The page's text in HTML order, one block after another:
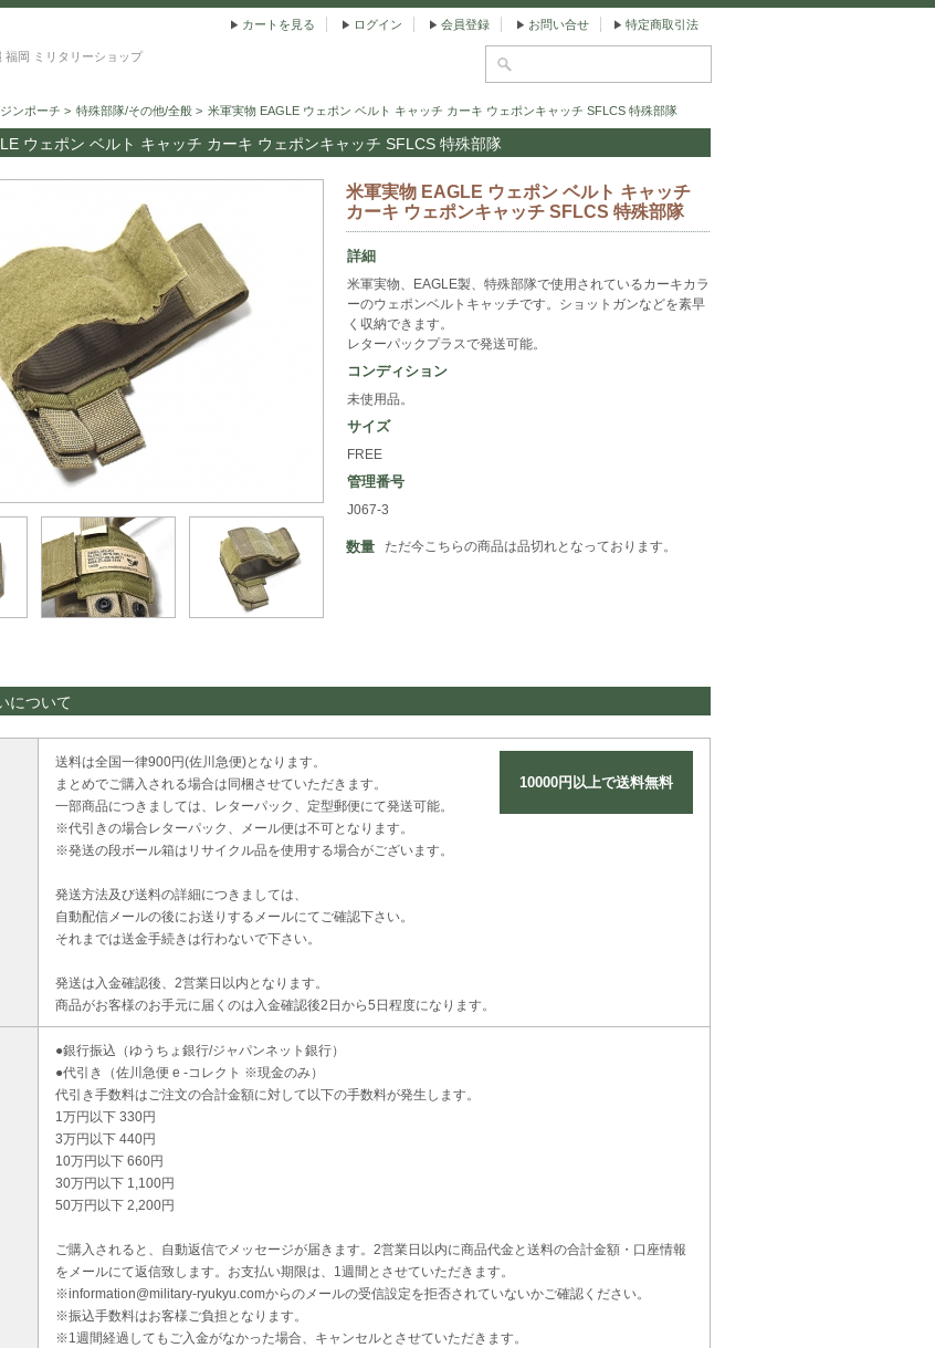
福岡 ミリタリーショップ
カートを見る ログイン 会員登録 お問い合せ 特定商取引法
ンポーチ > 特殊部隊/その他/全般 > 米軍実物 EAGLE ウェポン ベルト キャッチ カーキ ウェポンキャッチ SFLCS 特殊部隊
ウェポン ベルト キャッチ カーキ ウェポンキャッチ SFLCS 特殊部隊
米軍実物 EAGLE ウェポン ベルト キャッチ
カーキ ウェポンキャッチ SFLCS 特殊部隊
詳細
米軍実物、EAGLE製、特殊部隊で使用されているカーキカラ
ーのウェポンベルトキャッチです。ショットガンなどを素早
く収納できます。
レターパックプラスで発送可能。
コンディション
未使用品。
サイズ
FREE
管理番号
J067-3
数量 ただ今こちらの商品は品切れとなっております。
について
10000円以上で送料無料
送料は全国一律900円(佐川急便)となります。
まとめでご購入される場合は同梱させていただきます。
一部商品につきましては、レターパック、定型郵便にて発送可能。
※代引きの場合レターパック、メール便は不可となります。
※発送の段ボール箱はリサイクル品を使用する場合がございます。
発送方法及び送料の詳細につきましては、
自動配信メールの後にお送りするメールにてご確認下さい。
それまでは送金手続きは行わないで下さい。
発送は入金確認後、2営業日以内となります。
商品がお客様のお手元に届くのは入金確認後2日から5日程度になります。
●銀行振込（ゆうちょ銀行/ジャパンネット銀行）
●代引き（佐川急便 e -コレクト ※現金のみ）
代引き手数料はご注文の合計金額に対して以下の手数料が発生します。
1万円以下 330円
3万円以下 440円
10万円以下 660円
30万円以下 1,100円
50万円以下 2,200円
ご購入されると、自動返信でメッセージが届きます。2営業日以内に商品代金と送料の合計金額・口座情報
をメールにて返信致します。お支払い期限は、1週間とさせていただきます。
※information@military-ryukyu.comからのメールの受信設定を拒否されていないかご確認ください。
※振込手数料はお客様ご負担となります。
※1週間経過してもご入金がなかった場合、キャンセルとさせていただきます。